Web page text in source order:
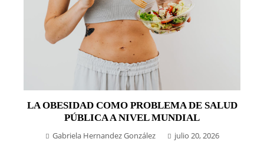
LA OBESIDAD COMO PROBLEMA DE SALUD
PÚBLICA A NIVEL MUNDIAL
Gabriela Hernandez González julio 20, 2026